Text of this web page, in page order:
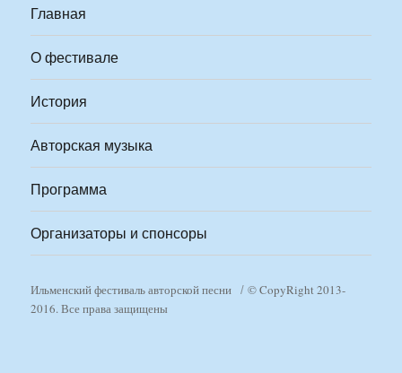
Главная
О фестивале
История
Авторская музыка
Программа
Организаторы и спонсоры
Ильменский фестиваль авторской песни
© CopyRight 2013-
2016. Все права защищены